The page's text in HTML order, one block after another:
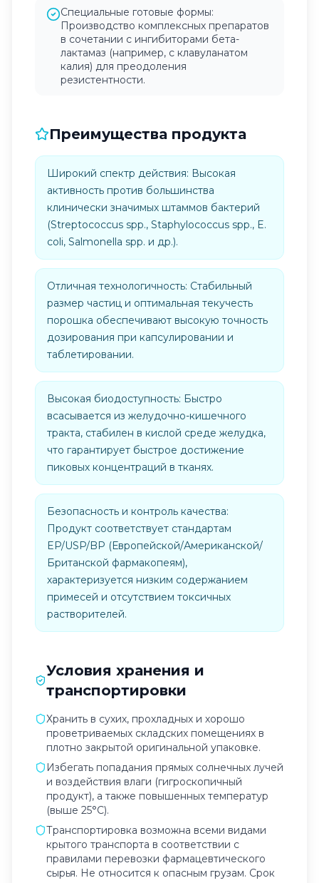
Специальные готовые формы:
Производство комплексных препаратов
в сочетании с ингибиторами бета-
лактамаз (например, с клавуланатом
калия) для преодоления
резистентности.
Преимущества продукта
Широкий спектр действия: Высокая
активность против большинства
клинически значимых штаммов бактерий
(Streptococcus spp., Staphylococcus spp., E.
coli, Salmonella spp. и др.).
Отличная технологичность: Стабильный
размер частиц и оптимальная текучесть
порошка обеспечивают высокую точность
дозирования при капсулировании и
таблетировании.
Высокая биодоступность: Быстро
всасывается из желудочно-кишечного
тракта, стабилен в кислой среде желудка,
что гарантирует быстрое достижение
пиковых концентраций в тканях.
Безопасность и контроль качества:
Продукт соответствует стандартам
EP/USP/BP (Европейской/Американской/
Британской фармакопеям),
характеризуется низким содержанием
примесей и отсутствием токсичных
растворителей.
Условия хранения и
транспортировки
Хранить в сухих, прохладных и хорошо
проветриваемых складских помещениях в
плотно закрытой оригинальной упаковке.
Избегать попадания прямых солнечных лучей
и воздействия влаги (гигроскопичный
продукт), а также повышенных температур
(выше 25°C).
Транспортировка возможна всеми видами
крытого транспорта в соответствии с
правилами перевозки фармацевтического
сырья. Не относится к опасным грузам. Срок